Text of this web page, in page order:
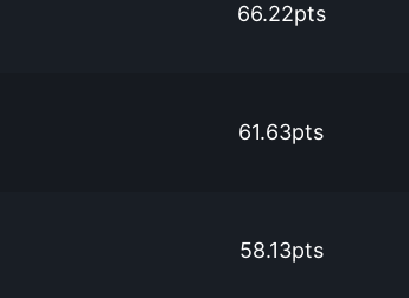
66.22pts
61.63pts
58.13pts